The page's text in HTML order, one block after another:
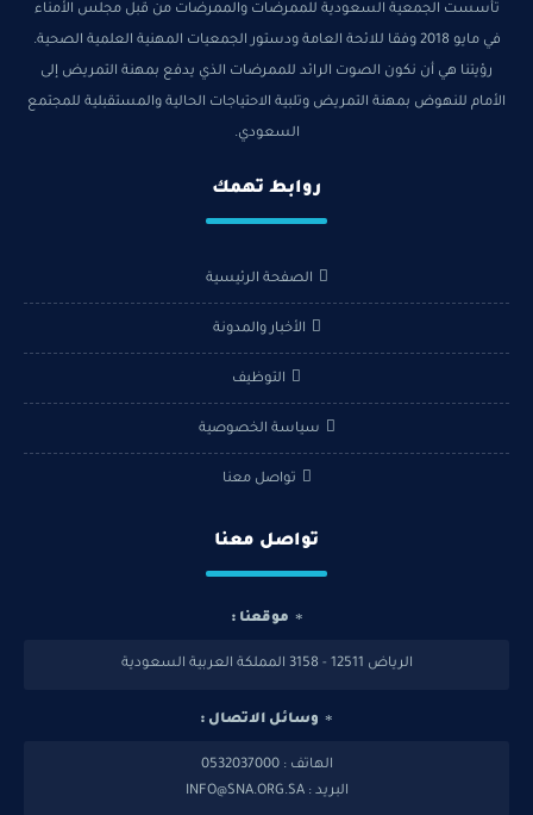
تأسست الجمعية السعودية للممرضات والممرضات من قبل مجلس الأمناء
في مايو 2018 وفقا للائحة العامة ودستور الجمعيات المهنية العلمية الصحية.
رؤيتنا هي أن نكون الصوت الرائد للممرضات الذي يدفع بمهنة التمريض إلى
الأمام للنهوض بمهنة التمريض وتلبية الاحتياجات الحالية والمستقبلية للمجتمع
السعودي.
روابط تهمك
الصفحة الرئيسية
الأخبار والمدونة
التوظيف
سياسة الخصوصية
تواصل معنا
تواصل معنا
موقعنا :
الرياض 12511 - 3158 المملكة العربية السعودية
وسائل الاتصال :
الهاتف : 0532037000
البريد : INFO@SNA.ORG.SA